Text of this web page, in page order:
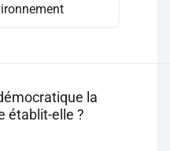
la
établit-elle ?